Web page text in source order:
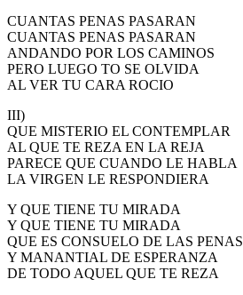
CUANTAS PENAS PASARAN
CUANTAS PENAS PASARAN
ANDANDO POR LOS CAMINOS
PERO LUEGO TO SE OLVIDA
AL VER TU CARA ROCIO
III)
QUE MISTERIO EL CONTEMPLAR
AL QUE TE REZA EN LA REJA
PARECE QUE CUANDO LE HABLA
LA VIRGEN LE RESPONDIERA
Y QUE TIENE TU MIRADA
Y QUE TIENE TU MIRADA
QUE ES CONSUELO DE LAS PENAS
Y MANANTIAL DE ESPERANZA
DE TODO AQUEL QUE TE REZA